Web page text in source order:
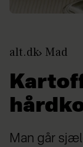
alt.dk Mad
Man går